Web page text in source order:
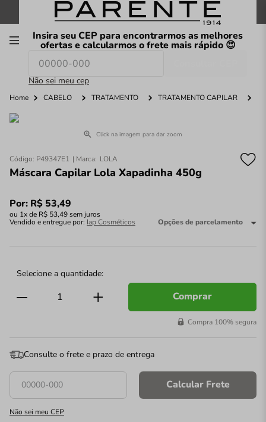
FRETE GRÁTIS nas compras a partir de R$199
Insira seu CEP para encontrarmos as melhores
ofertas e calcularmos o frete mais rápido 😍
Não sei meu cep
O que você procura hoje?
Home CABELO TRATAMENTO TRATAMENTO CAPILAR
Click na imagem para dar zoom
Código: P49347E1 LOLA
Máscara Capilar Lola Xapadinha 450g
Por: R$ 53,49
ou 1x de R$ 53,49sem juros
Vendido e entregue por: Iap Cosméticos Opções de parcelamento
Comprar
Compra 100% segura
Consulte o frete e prazo de entrega
Calcular Frete
Não sei meu CEP